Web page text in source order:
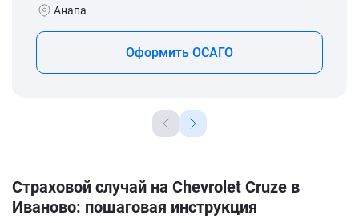
Анапа
Оформить ОСАГО
Страховой случай на Chevrolet Cruze в
Иваново: пошаговая инструкция